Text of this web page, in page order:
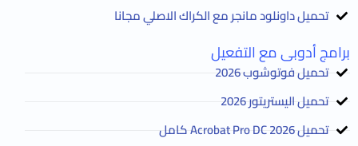
تحميل داونلود مانجر مع الكراك الاصلي مجانا
برامج أدوبى مع التفعيل
تحميل فوتوشوب 2026
تحميل اليستريتور 2026
تحميل Acrobat Pro DC 2026 كامل